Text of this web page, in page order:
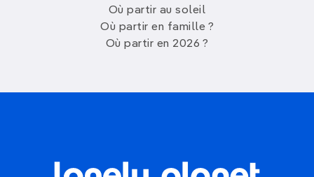
Où partir au soleil
Où partir en famille ?
Où partir en 2026 ?